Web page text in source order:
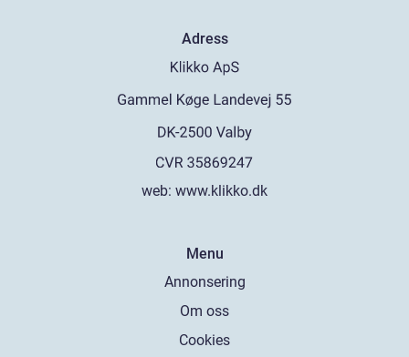
Adress
web: www.klikko.dk
Menu
Annonsering
Om oss
Cookies